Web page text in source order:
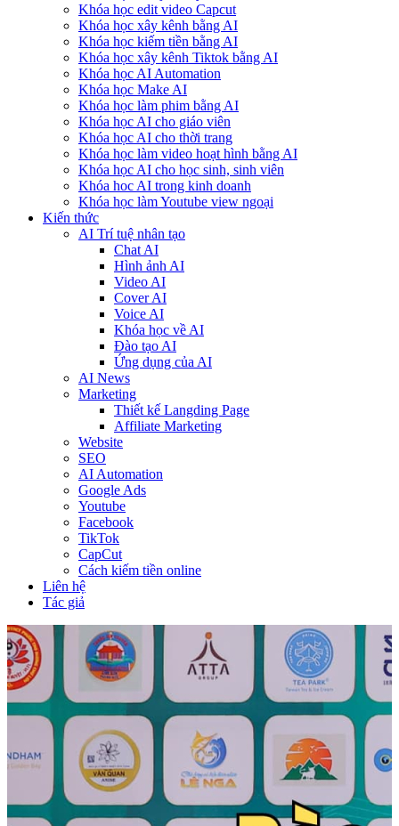
Khóa học edit video Capcut
Khóa học xây kênh bằng AI
Khóa học kiếm tiền bằng AI
Khóa học xây kênh Tiktok bằng AI
Khóa học AI Automation
Khóa học Make AI
Khóa học làm phim bằng AI
Khóa học AI cho giáo viên
Khóa học AI cho thời trang
Khóa học làm video hoạt hình bằng AI
Khóa học AI cho học sinh, sinh viên
Khóa hoc AI trong kinh doanh
Khóa học làm Youtube view ngoại
Kiến thức
AI Trí tuệ nhân tạo
Chat AI
Hình ảnh AI
Video AI
Cover AI
Voice AI
Khóa học về AI
Đào tạo AI
Ứng dụng của AI
AI News
Marketing
Thiết kế Langding Page
Affiliate Marketing
Website
SEO
AI Automation
Google Ads
Youtube
Facebook
TikTok
CapCut
Cách kiếm tiền online
Liên hệ
Tác giả